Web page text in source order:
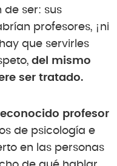
de ser: sus
profesores, ¡ni
que servirles
del mismo
ser tratado.
profesor
de psicología e
en las personas